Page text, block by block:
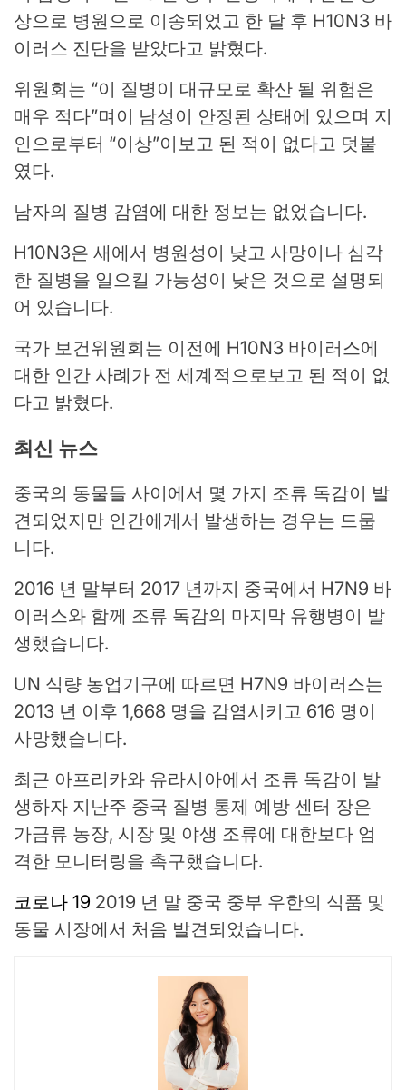
상으로 병원으로 이송되었고 한 달 후 H10N3 바
이러스 진단을 받았다고 밝혔다.
위원회는 “이 질병이 대규모로 확산 될 위험은
매우 적다”며이 남성이 안정된 상태에 있으며 지
인으로부터 “이상”이보고 된 적이 없다고 덧붙
였다.
남자의 질병 감염에 대한 정보는 없었습니다.
H10N3은 새에서 병원성이 낮고 사망이나 심각
한 질병을 일으킬 가능성이 낮은 것으로 설명되
어 있습니다.
국가 보건위원회는 이전에 H10N3 바이러스에
대한 인간 사례가 전 세계적으로보고 된 적이 없
다고 밝혔다.
최신 뉴스
중국의 동물들 사이에서 몇 가지 조류 독감이 발
견되었지만 인간에게서 발생하는 경우는 드뭅
니다.
2016 년 말부터 2017 년까지 중국에서 H7N9 바
이러스와 함께 조류 독감의 마지막 유행병이 발
생했습니다.
UN 식량 농업기구에 따르면 H7N9 바이러스는
2013 년 이후 1,668 명을 감염시키고 616 명이
사망했습니다.
최근 아프리카와 유라시아에서 조류 독감이 발
생하자 지난주 중국 질병 통제 예방 센터 장은
가금류 농장, 시장 및 야생 조류에 대한보다 엄
격한 모니터링을 촉구했습니다.
코로나 19 2019 년 말 중국 중부 우한의 식품 및
동물 시장에서 처음 발견되었습니다.